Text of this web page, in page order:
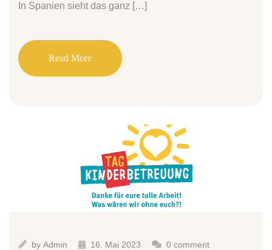
In Spanien sieht das ganz […]
Read More
by Admin 16. Mai 2023 0 comment